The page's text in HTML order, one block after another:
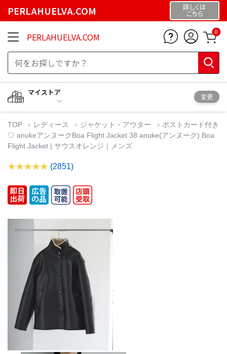
PERLAHUELVA.COM 詳しくは
こちら
PERLAHUELVA.COM 0
マイストア
変更
TOP レディース ジャケット・アウター
ポストカード付き
♡ anukeアンヌークBoa Flight Jacket 38 anuke(アンヌーク) Boa
Flight Jacket | サウスオレンジ｜メンズ
(2851)